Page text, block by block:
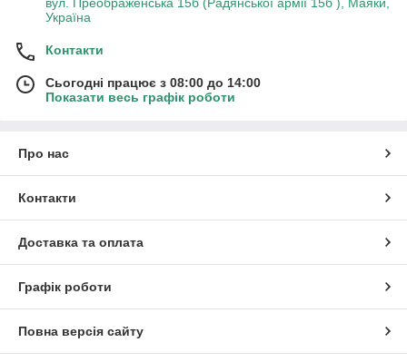
Україна
Контакти
Сьогодні працює з 08:00 до 14:00
Показати весь графік роботи
Про нас
Контакти
Доставка та оплата
Графік роботи
Повна версія сайту